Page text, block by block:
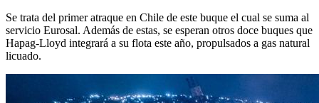
Se trata del primer atraque en Chile de este buque el cual se suma al
servicio Eurosal. Además de estas, se esperan otros doce buques que
Hapag-Lloyd integrará a su flota este año, propulsados a gas natural
licuado.